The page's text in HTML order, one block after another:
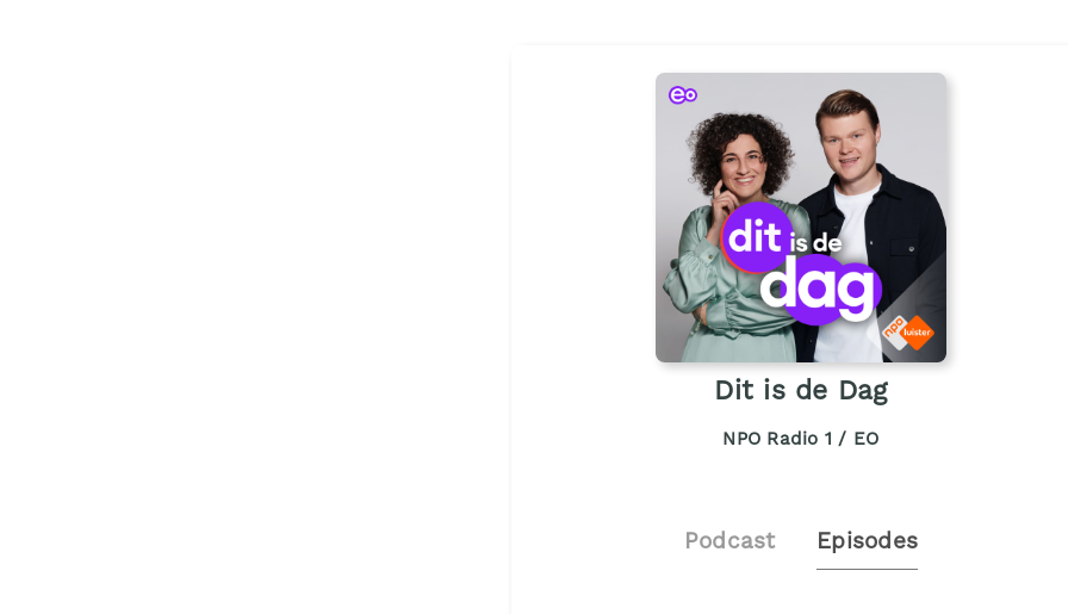
Dit is de Dag
NPO Radio 1 / EO
Podcast Episodes